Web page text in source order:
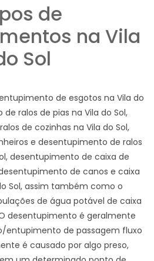
de
na Vila
Sol
de esgotos na Vila do
ralos de pias na Vila do Sol,
de cozinhas na Vila do Sol,
e desentupimento de ralos
desentupimento de caixa de
de canos e caixa
Sol, assim também como o
de água potável de caixa
O desentupimento é geralmente
entupimento de passagem fluxo
é causado por algo preso,